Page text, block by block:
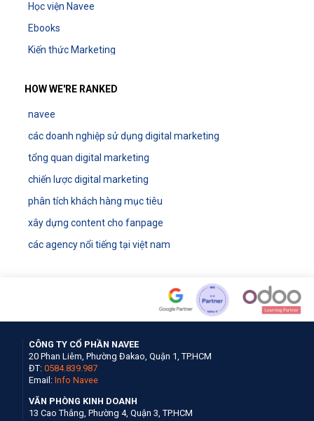
Học viện Navee
Ebooks
Kiến thức Marketing
HOW WE'RE RANKED
navee
các doanh nghiệp sử dụng digital marketing
tổng quan digital marketing
chiến lược digital marketing
phân tích khách hàng mục tiêu
xây dựng content cho fanpage
các agency nổi tiếng tại việt nam
CÔNG TY CỔ PHẦN NAVEE
20 Phan Liêm, Phường Đakao, Quận 1, TP.HCM
ĐT: 0584.839.987
Email: Info Navee
VĂN PHÒNG KINH DOANH
13 Cao Thắng, Phường 4, Quận 3, TP.HCM